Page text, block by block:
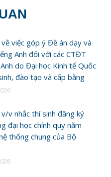
việc góp ý Đề án dạy và
Anh đối với các CTĐT
do Đại học Kinh tế Quốc
đào tạo và cấp bằng
v nhắc thí sinh đăng ký
đại học chính quy năm
thống chung của Bộ